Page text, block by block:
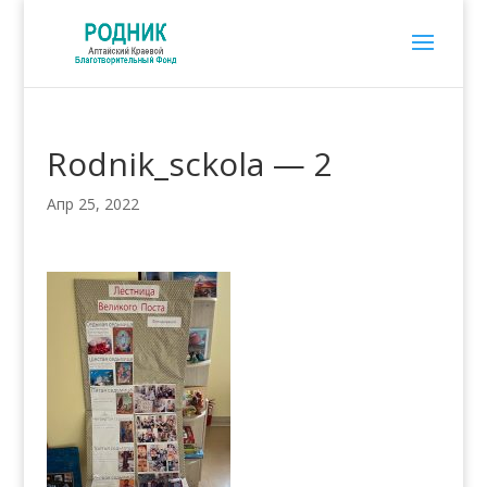
Rodnik_sckola — 2
Апр 25, 2022